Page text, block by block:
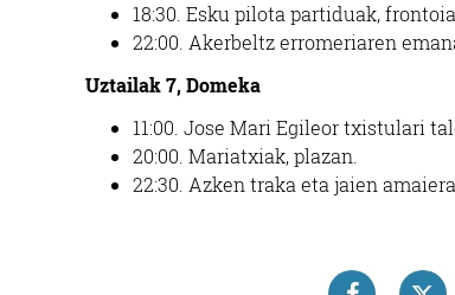
18:30. Esku pilota partiduak,
22:00. Akerbeltz erromeriaren
Uztailak 7, Domeka
11:00. Jose Mari Egileor txistulari
20:00. Mariatxiak, plazan.
22:30. Azken traka eta jaien